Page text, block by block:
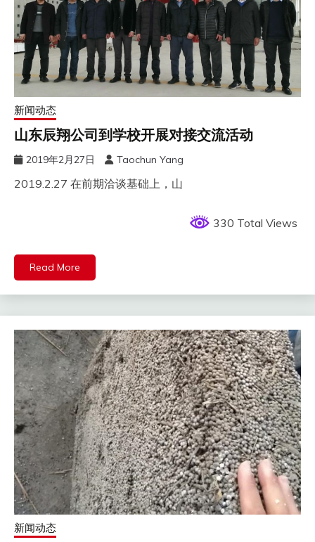
新闻动态
山东辰翔公司到学校开展对接交流活动
2019年2月27日 Taochun Yang
2019.2.27 在前期洽谈基础上，山
330 Total Views
Read More
新闻动态